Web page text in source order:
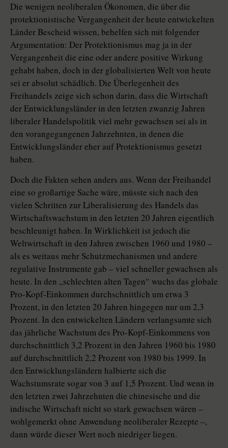
Die wenigen neoliberalen Ökonomen, die über die
protektionistische Vergangenheit der heute entwickelten
Länder Bescheid wissen, behelfen sich mit folgender
Argumentation: Der Protektionismus mag ja in der
Vergangenheit die eine oder andere positive Wirkung
gehabt haben, doch in der globalisierten Welt von heute
sei er absolut schädlich. Die Überlegenheit des
Freihandels zeige sich schon darin, dass die Wirtschaft
der Entwicklungsländer in den letzten zwanzig Jahren
liberaler Handelspolitik viel mehr gewachsen sei als in
den vorangegangenen Jahrzehnten, in denen die
Entwicklungsländer eher auf Protektionismus gesetzt
haben.
Doch die Fakten sehen anders aus. Wenn der Freihandel
eine so großartige Sache wäre, müsste sich nach den
vielen Schritten zur Liberalisierung des Handels das
Wirtschaftswachstum in den letzten 20 Jahren eigentlich
beschleunigt haben. In Wirklichkeit ist jedoch die
Weltwirtschaft in den Jahren zwischen 1960 und 1980 –
als es weitaus mehr Schutzmechanismen und andere
regulative Instrumente gab – viel schneller gewachsen als
heute. In den „schlechten alten Tagen“ wuchs das globale
Pro-Kopf-Einkommen durchschnittlich um etwa 3
Prozent, in den letzten 20 Jahren hingegen nur um 2,3
Prozent. In den entwickelten Ländern verlangsamte sich
das jährliche Wachstum des Pro-Kopf-Einkommens von
durchschnittlich 3,2 Prozent in den Jahren 1960 bis 1980
auf durchschnittlich 2,2 Prozent von 1980 bis 1999. In
den Entwicklungsländern halbierte sich die
Wachstumsrate sogar von 3 auf 1,5 Prozent. Und wenn in
den letzten zwei Jahrzehnten die chinesische und die
indische Wirtschaft nicht so stark gewachsen wären –
wohlgemerkt ohne Anwendung neoliberaler Rezepte –,
dann würde dieser Wert noch niedriger liegen.